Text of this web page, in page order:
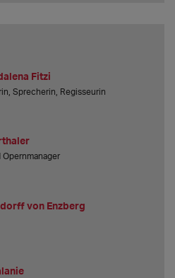
Fitzi
Sprecherin, Regisseurin
von Enzberg